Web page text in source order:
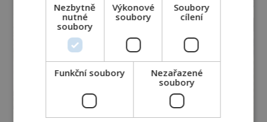
Nezbytně
nutné
soubory
Výkonové
soubory
Soubory
cílení
Funkční soubory
Nezařazené
soubory